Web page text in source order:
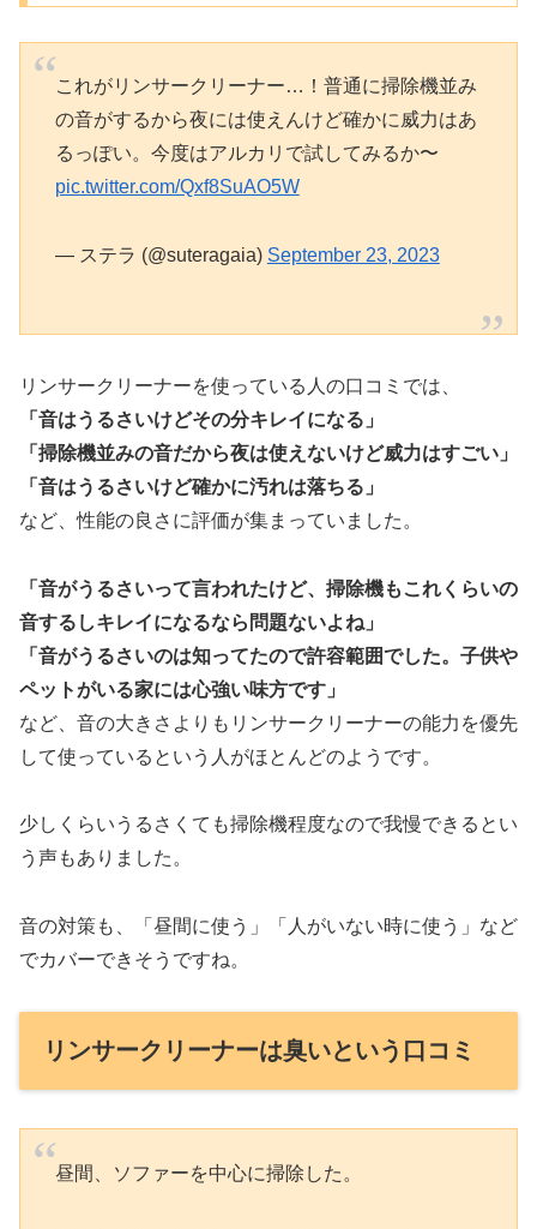
これがリンサークリーナー…！普通に掃除機並み
の音がするから夜には使えんけど確かに威力はあ
るっぽい。今度はアルカリで試してみるか〜
pic.twitter.com/Qxf8SuAO5W
— ステラ (@suteragaia) September 23, 2023
リンサークリーナーを使っている人の口コミでは、
「音はうるさいけどその分キレイになる」
「掃除機並みの音だから夜は使えないけど威力はすごい」
「音はうるさいけど確かに汚れは落ちる」
など、性能の良さに評価が集まっていました。
「音がうるさいって言われたけど、掃除機もこれくらいの
音するしキレイになるなら問題ないよね」
「音がうるさいのは知ってたので許容範囲でした。子供や
ペットがいる家には心強い味方です」
など、音の大きさよりもリンサークリーナーの能力を優先
して使っているという人がほとんどのようです。
少しくらいうるさくても掃除機程度なので我慢できるとい
う声もありました。
音の対策も、「昼間に使う」「人がいない時に使う」など
でカバーできそうですね。
リンサークリーナーは臭いという口コミ
昼間、ソファーを中心に掃除した。